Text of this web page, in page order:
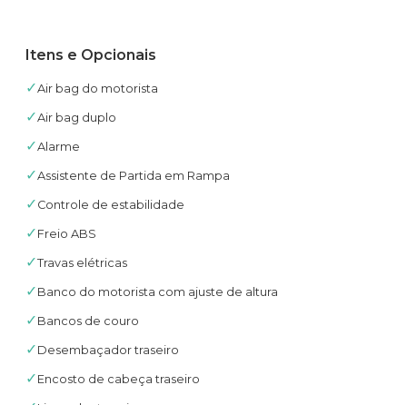
Itens e Opcionais
✓Air bag do motorista
✓Air bag duplo
✓Alarme
✓Assistente de Partida em Rampa
✓ Controle de estabilidade
✓ Freio ABS
✓Travas elétricas
✓ Banco do motorista com ajuste de altura
✓ Bancos de couro
✓ Desembaçador traseiro
✓ Encosto de cabeça traseiro